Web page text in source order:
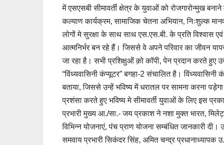
में एसएसबी सीमावर्ती क्षेत्र के युवाओं को रोजगारोन्मुख
कल्याण कार्यक्रम, सामाजिक चेतना अभियान, निःशुल्क
लोगों मे सुरक्षा के साथ साथ एस.एस.बी. के प्रति विश्वास
आत्मनिर्भर बन रहे हैं। जिससे वे अपने परिवार का जीवन
जा रहा है। सभी प्रशिक्षुओं क़ो कॉपी, पेन प्रदान करते हुए
“विंध्यवासिनी कंप्यूटर” बगहा-2 संचालित है।
बताया, जिससे उन्हें भविष्य में धरातल पर सामना करना
प्रशंसा करते हुए भविष्य मे सीमावर्ती युवाओं के लिए इस
प्रभारी मुख्य आ./सा.- जय प्रकाश ने नशा मुक्त भारत,
विभिन्न योजनाएं, पंच प्राण योजना सम्बंधित जानकारी
समवाय प्रभारी सिकंदर सिंह, अमित चन्द्र प्रधानाध्यापक